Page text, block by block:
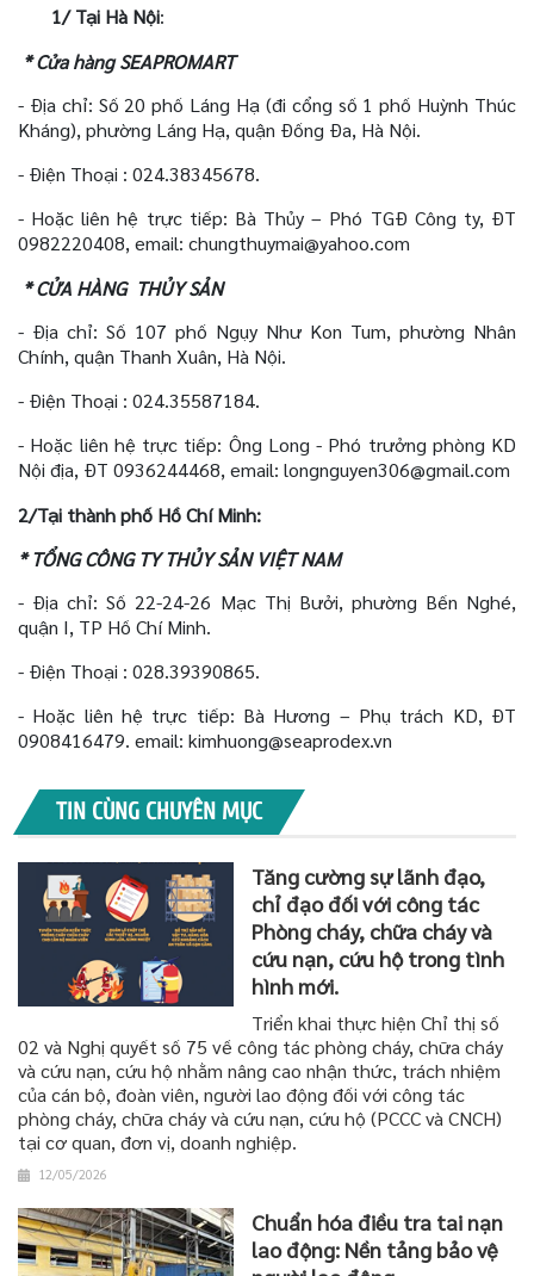
1/ Tại Hà Nội:
* Cửa hàng SEAPROMART
- Địa chỉ: Số 20 phố Láng Hạ (đi cổng số 1 phố Huỳnh Thúc
Kháng), phường Láng Hạ, quận Đống Đa, Hà Nội.
- Điện Thoại : 024.38345678.
- Hoặc liên hệ trực tiếp: Bà Thủy – Phó TGĐ Công ty, ĐT
0982220408, email: chungthuymai@yahoo.com
* CỬA HÀNG THỦY SẢN
- Địa chỉ: Số 107 phố Ngụy Như Kon Tum, phường Nhân
Chính, quận Thanh Xuân, Hà Nội.
- Điện Thoại : 024.35587184.
- Hoặc liên hệ trực tiếp: Ông Long - Phó trưởng phòng KD
Nội địa, ĐT 0936244468, email: longnguyen306@gmail.com
2/Tại thành phố Hồ Chí Minh:
* TỔNG CÔNG TY THỦY SẢN VIỆT NAM
- Địa chỉ: Số 22-24-26 Mạc Thị Bưởi, phường Bến Nghé,
quận I, TP Hồ Chí Minh.
- Điện Thoại : 028.39390865.
- Hoặc liên hệ trực tiếp: Bà Hương – Phụ trách KD, ĐT
0908416479. email: kimhuong@seaprodex.vn
TIN CÙNG CHUYÊN MỤC
Tăng cường sự lãnh đạo,
chỉ đạo đối với công tác
Phòng cháy, chữa cháy và
cứu nạn, cứu hộ trong tình
hình mới.
Triển khai thực hiện Chỉ thị số
02 và Nghị quyết số 75 về công tác phòng cháy, chữa cháy
và cứu nạn, cứu hộ nhằm nâng cao nhận thức, trách nhiệm
của cán bộ, đoàn viên, người lao động đối với công tác
phòng cháy, chữa cháy và cứu nạn, cứu hộ (PCCC và CNCH)
tại cơ quan, đơn vị, doanh nghiệp.
12/05/2026
Chuẩn hóa điều tra tai nạn
lao động: Nền tảng bảo vệ